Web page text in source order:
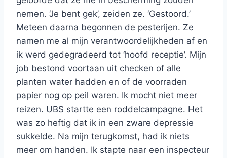
nemen. ‘Je bent gek’, zeiden ze. ‘Gestoord.’
Meteen daarna begonnen de pesterijen. Ze
namen me al mijn verantwoordelijkheden af en
ik werd gedegradeerd tot ‘hoofd receptie’. Mijn
job bestond voortaan uit checken of alle
planten water hadden en of de voorraden
papier nog op peil waren. Ik mocht niet meer
reizen. UBS startte een roddelcampagne. Het
was zo heftig dat ik in een zware depressie
sukkelde. Na mijn terugkomst, had ik niets
meer om handen. Ik stapte naar een inspecteur